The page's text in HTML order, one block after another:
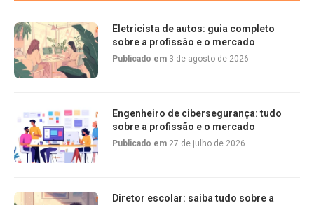
Eletricista de autos: guia completo
sobre a profissão e o mercado
Publicado em 3 de agosto de 2026
Engenheiro de cibersegurança: tudo
sobre a profissão e o mercado
Publicado em 27 de julho de 2026
Diretor escolar: saiba tudo sobre a